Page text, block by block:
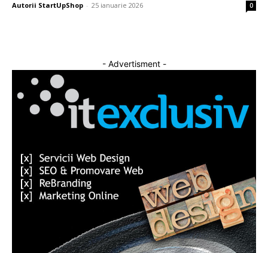
Autorii StartUpShop - 25 ianuarie 2026 0
- Advertisment -